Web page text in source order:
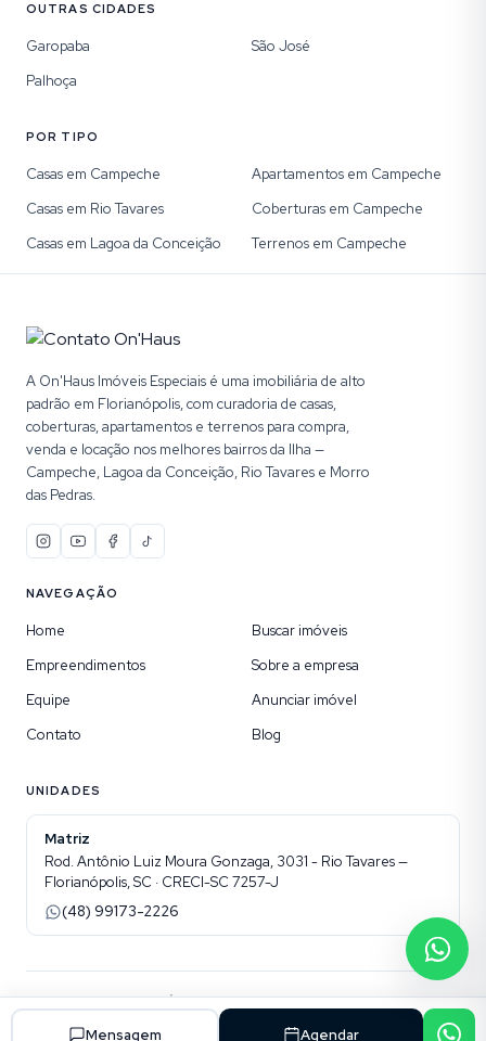
Mensagem Agendar
OUTRAS CIDADES
Garopaba
São José
Palhoça
POR TIPO
Casas em Campeche
Apartamentos em Campeche
Casas em Rio Tavares
Coberturas em Campeche
Casas em Lagoa da Conceição
Terrenos em Campeche
A On'Haus Imóveis Especiais é uma imobiliária de alto
padrão em Florianópolis, com curadoria de casas,
coberturas, apartamentos e terrenos para compra,
venda e locação nos melhores bairros da Ilha —
Campeche, Lagoa da Conceição, Rio Tavares e Morro
das Pedras.
NAVEGAÇÃO
Home
Buscar imóveis
Empreendimentos
Sobre a empresa
Equipe
Anunciar imóvel
Contato
Blog
UNIDADES
Matriz
Rod. Antônio Luiz Moura Gonzaga, 3031 - Rio Tavares —
Florianópolis, SC · CRECI-SC 7257-J
(48) 99173-2226
©2026ONHAUS IMÓVEIS ESPECIAIS. Todos os direitos reservados.
Site para imobiliárias Superadmin
Política de privacidade